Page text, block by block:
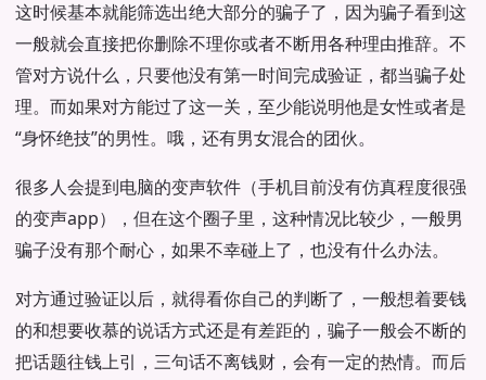
这时候基本就能筛选出绝大部分的骗子了，因为骗子看到这
一般就会直接把你删除不理你或者不断用各种理由推辞。不
管对方说什么，只要他没有第一时间完成验证，都当骗子处
理。而如果对方能过了这一关，至少能说明他是女性或者是
“身怀绝技”的男性。哦，还有男女混合的团伙。
很多人会提到电脑的变声软件（手机目前没有仿真程度很强
的变声app），但在这个圈子里，这种情况比较少，一般男
骗子没有那个耐心，如果不幸碰上了，也没有什么办法。
对方通过验证以后，就得看你自己的判断了，一般想着要钱
的和想要收慕的说话方式还是有差距的，骗子一般会不断的
把话题往钱上引，三句话不离钱财，会有一定的热情。而后